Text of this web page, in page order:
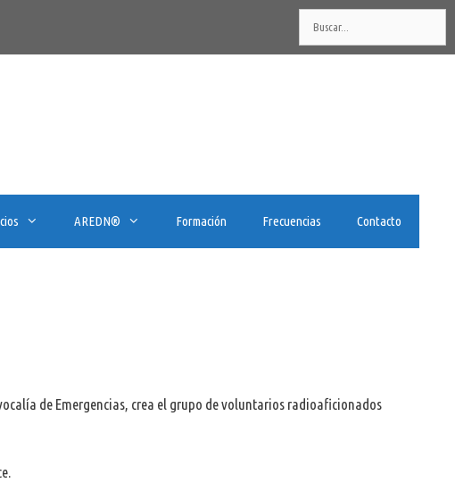
AREDN®️ Formación Frecuencias Contacto
de Emergencias, crea el grupo de voluntarios radioaficionados